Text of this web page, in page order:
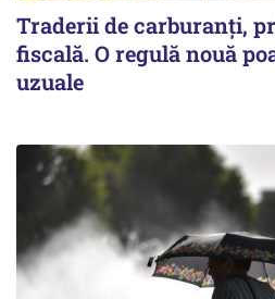
Traderii de carburanți,
fiscală. O regulă nouă
uzuale